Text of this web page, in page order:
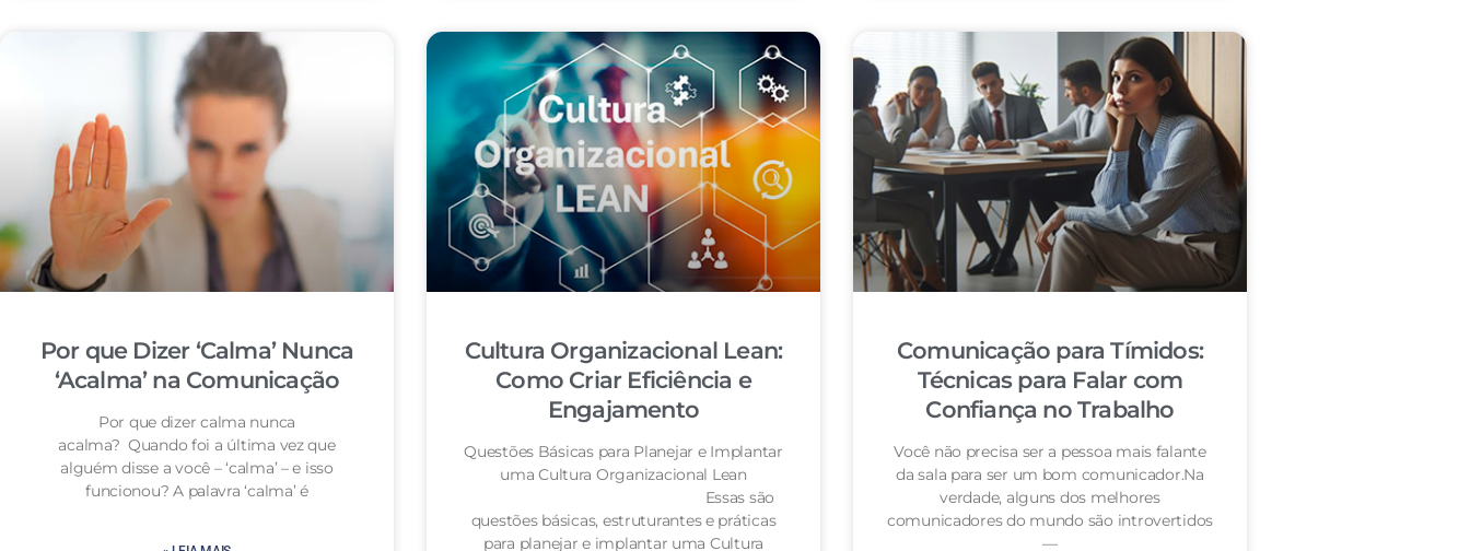
Por que Dizer ‘Calma’ Nunca
‘Acalma’ na Comunicação
Por que dizer calma nunca
acalma? Quando foi a última vez que
alguém disse a você – ‘calma’ – e isso
funcionou? A palavra ‘calma’ é
Cultura Organizacional Lean:
Como Criar Eficiência e
Engajamento
Questões Básicas para Planejar e Implantar
uma Cultura Organizacional Lean
Essas são
questões básicas, estruturantes e práticas
para planejar e implantar uma Cultura
Comunicação para Tímidos:
Técnicas para Falar com
Confiança no Trabalho
Você não precisa ser a pessoa mais falante
da sala para ser um bom comunicador.Na
verdade, alguns dos melhores
comunicadores do mundo são introvertidos
—